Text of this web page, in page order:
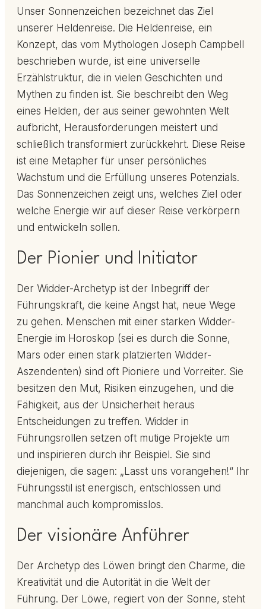
Unser Sonnenzeichen bezeichnet das Ziel
unserer Heldenreise. Die Heldenreise, ein
Konzept, das vom Mythologen Joseph Campbell
beschrieben wurde, ist eine universelle
Erzählstruktur, die in vielen Geschichten und
Mythen zu finden ist. Sie beschreibt den Weg
eines Helden, der aus seiner gewohnten Welt
aufbricht, Herausforderungen meistert und
schließlich transformiert zurückkehrt. Diese Reise
ist eine Metapher für unser persönliches
Wachstum und die Erfüllung unseres Potenzials.
Das Sonnenzeichen zeigt uns, welches Ziel oder
welche Energie wir auf dieser Reise verkörpern
und entwickeln sollen.
Der Pionier und Initiator
Der Widder-Archetyp ist der Inbegriff der
Führungskraft, die keine Angst hat, neue Wege
zu gehen. Menschen mit einer starken Widder-
Energie im Horoskop (sei es durch die Sonne,
Mars oder einen stark platzierten Widder-
Aszendenten) sind oft Pioniere und Vorreiter. Sie
besitzen den Mut, Risiken einzugehen, und die
Fähigkeit, aus der Unsicherheit heraus
Entscheidungen zu treffen. Widder in
Führungsrollen setzen oft mutige Projekte um
und inspirieren durch ihr Beispiel. Sie sind
diejenigen, die sagen: „Lasst uns vorangehen!“ Ihr
Führungsstil ist energisch, entschlossen und
manchmal auch kompromisslos.
Der visionäre Anführer
Der Archetyp des Löwen bringt den Charme, die
Kreativität und die Autorität in die Welt der
Führung. Der Löwe, regiert von der Sonne, steht